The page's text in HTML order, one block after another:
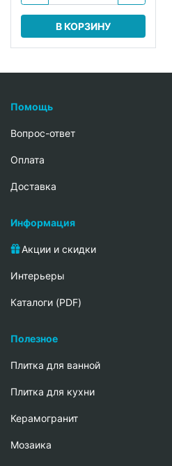
В КОРЗИНУ
Помощь
Вопрос-ответ
Oплата
Доставка
Информация
Акции и скидки
Интерьеры
Каталоги (PDF)
Полезное
Плитка для ванной
Плитка для кухни
Керамогранит
Мозаика